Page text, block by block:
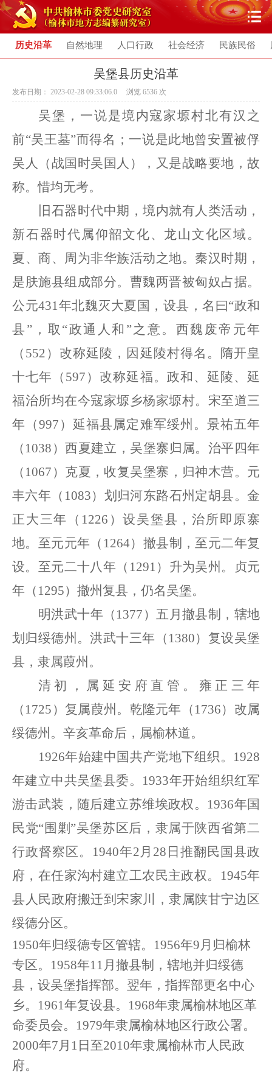
历史沿革 自然地理 人口行政 社会经济 民族民俗
吴堡县历史沿革
发布日期： 2023-02-28 09:33:06.0 浏览 6536 次
吴堡，一说是境内寇家塬村北有汉之
前“吴王墓”而得名；一说是此地曾安置被俘
吴人（战国时吴国人），又是战略要地，故
称。惜均无考。
旧石器时代中期，境内就有人类活动，
新石器时代属仰韶文化、龙山文化区域。
夏、商、周为非华族活动之地。秦汉时期，
是肤施县组成部分。曹魏两晋被匈奴占据。
公元431年北魏灭大夏国，设县，名曰“政和
县”，取“政通人和”之意。西魏废帝元年
（ 552 ） 改称延陵，因延陵村得名。隋开皇
十七年 （ 597 ） 改称延福。政和、延陵、延
福治所均在今寇家塬乡杨家塬村。宋至道三
年 （997 ） 延福县属定难军绥州。景祐五年
（ 1038 ）西夏建立，吴堡寨归属。治平四年
（ 1067 ） 克夏，收复吴堡寨，归神木营。元
丰六年 （ 1083） 划归河东路石州定胡县。金
正大三年
（ 1226 ）设吴堡县，治所即原寨
地。至元元年 （ 1264） 撤县制，至元二年复
设。至元二十八年 （ 1291 ） 升为吴州。贞元
年 （ 1295） 撤州复县，仍名吴堡。
明洪武十年 （ 1377 ） 五月撤县制，辖地
划归绥德州。洪武十三年 （ 1380） 复设吴堡
县，隶属葭州。
清初，属延安府直管。雍正三年
（ 1725 ） 复属葭州。乾隆元年 （ 1736） 改属
绥德州。辛亥革命后，属榆林道。
1926年始建中国共产党地下组织。1928
年建立中共吴堡县委。1933年开始组织红军
游击武装，随后建立苏维埃政权。1936年国
民党“围剿”吴堡苏区后，隶属于陕西省第二
行政督察区。1940年2月28日推翻民国县政
府，在任家沟村建立工农民主政权。1945年
县人民政府搬迁到宋家川，隶属陕甘宁边区
绥德分区。
1950年归绥德专区管辖。1956年9月归榆林
专区。1958年11月撤县制，辖地并归绥德
县，设吴堡指挥部。翌年，指挥部更名中心
乡。1961年复设县。1968年隶属榆林地区革
命委员会。1979年隶属榆林地区行政公署。
2000年7月1日至2010年隶属榆林市人民政
府。